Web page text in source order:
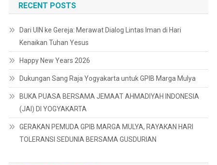
RECENT POSTS
Dari UIN ke Gereja: Merawat Dialog Lintas Iman di Hari
Kenaikan Tuhan Yesus
Happy New Years 2026
Dukungan Sang Raja Yogyakarta untuk GPIB Marga Mulya
BUKA PUASA BERSAMA JEMAAT AHMADIYAH INDONESIA
(JAI) DI YOGYAKARTA
GERAKAN PEMUDA GPIB MARGA MULYA, RAYAKAN HARI
TOLERANSI SEDUNIA BERSAMA GUSDURIAN